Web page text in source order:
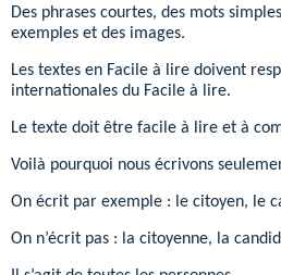
Des phrases courtes, des mots
exemples et des images.
Les textes en Facile à lire doivent
internationales du Facile à lire.
Le texte doit être facile à lire et à
Voilà pourquoi nous écrivons
On écrit par exemple : le citoyen, le
On n’écrit pas : la citoyenne, la